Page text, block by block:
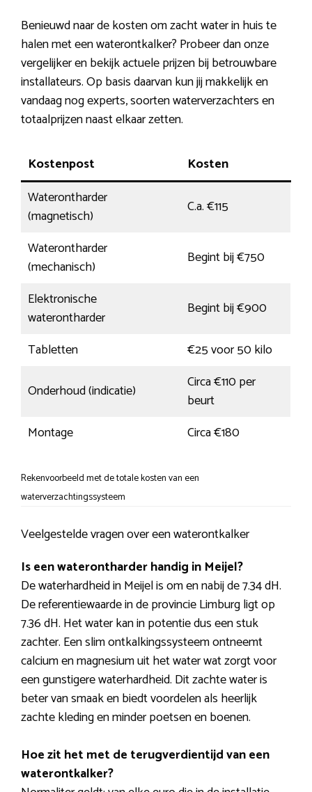
Benieuwd naar de kosten om zacht water in huis te
halen met een waterontkalker? Probeer dan onze
vergelijker en bekijk actuele prijzen bij betrouwbare
installateurs. Op basis daarvan kun jij makkelijk en
vandaag nog experts, soorten waterverzachters en
totaalprijzen naast elkaar zetten.
Kostenpost
Kosten
Waterontharder
(magnetisch)
C.a. €115
Waterontharder
(mechanisch)
Begint bij €750
Elektronische
waterontharder
Begint bij €900
Tabletten
€25 voor 50 kilo
Onderhoud (indicatie)
Circa €110 per
beurt
Montage
Circa €180
Rekenvoorbeeld met de totale kosten van een
waterverzachtingssysteem
Veelgestelde vragen over een waterontkalker
Is een waterontharder handig in Meijel?
De waterhardheid in Meijel is om en nabij de 7.34 dH.
De referentiewaarde in de provincie Limburg ligt op
7.36 dH. Het water kan in potentie dus een stuk
zachter. Een slim ontkalkingssysteem ontneemt
calcium en magnesium uit het water wat zorgt voor
een gunstigere waterhardheid. Dit zachte water is
beter van smaak en biedt voordelen als heerlijk
zachte kleding en minder poetsen en boenen.
Hoe zit het met de terugverdientijd van een
waterontkalker?